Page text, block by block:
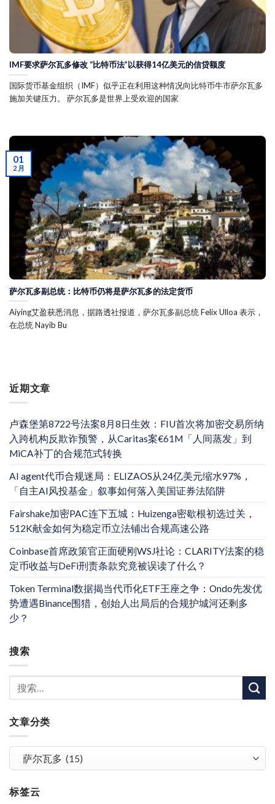
近期文章
卢森堡第8722号法案8月8日生效：FIU首次将加密交易所纳
入跨机构反欺诈预警，从Caritas案€61M「人间蒸发」到
MiCA补丁的合规范式转换
AI agent代币合规迷局：ELIZAOS从24亿美元缩水97%，
「自主AI风投基金」叙事如何落入美国证券法陷阱
Fairshake加密PAC连下五城：Huizenga密歇根初选过关，
512K献金如何为稳定币立法铺出合规高速公路
Coinbase首席政策官正面硬刚WSJ社论：CLARITY法案的稳
定币收益与DeFi刑责条款究竟被误读了什么？
Token Terminal数据揭当代币化ETF王座之争：Ondo先发优
势遭遇Binance围猎，创始人出局后的合规护城河还剩多
少？
搜索
文章分类
类
标签云
IMF要求萨尔瓦多修改 “比特币法”以获得14亿美元的信贷额度
国际货币基金组织（IMF）似乎正在利用这种情况向比特币牛市萨尔瓦多
施加关键压力。 萨尔瓦多是世界上受欢迎的国家
萨尔瓦多副总统：比特币仍将是萨尔瓦多的法定货币
Aiying艾盈获悉消息，据路透社报道，萨尔瓦多副总统 Felix Ulloa 表示，
在总统 Nayib Bu
01
2 月